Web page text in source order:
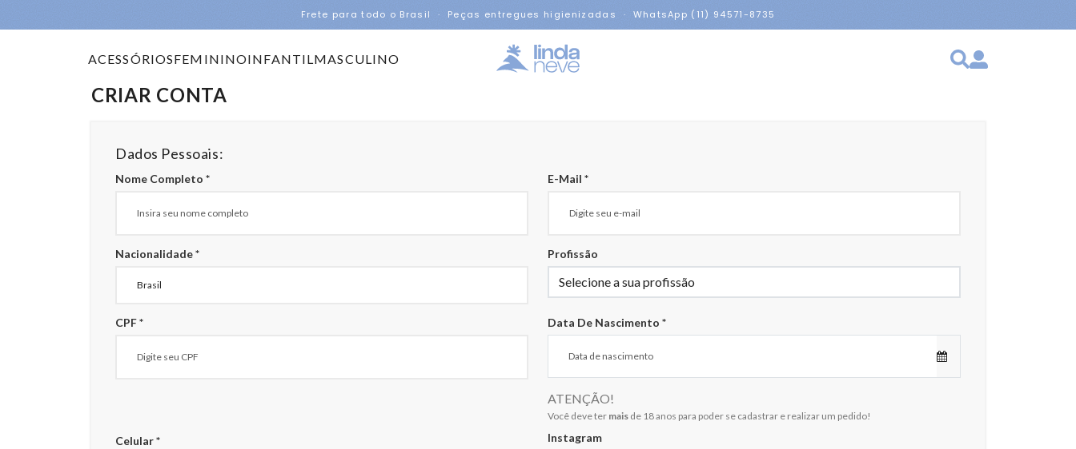
Frete para todo o Brasil · Peças entregues higienizadas · WhatsApp (11) 94571-8735
ACESSÓRIOSFEMININOINFANTILMASCULINO
CRIAR CONTA
Dados Pessoais:
Nome Completo * E-Mail *
Nacionalidade * Profissão
CPF * Data De Nascimento *
ATENÇÃO!
Você deve ter mais de 18 anos para poder se cadastrar e realizar um pedido!
Celular * Instagram